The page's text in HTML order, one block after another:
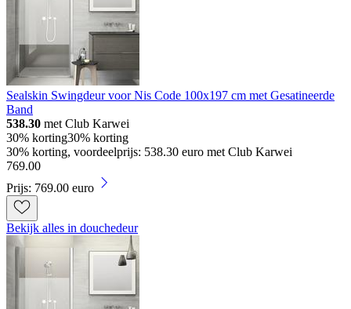
Sealskin Swingdeur voor Nis Code 100x197 cm met Gesatineerde
Band
538.30 met Club Karwei
30% korting30% korting
30% korting, voordeelprijs: 538.30 euro met Club Karwei
769.00
Prijs: 769.00 euro
Bekijk alles in douchedeur